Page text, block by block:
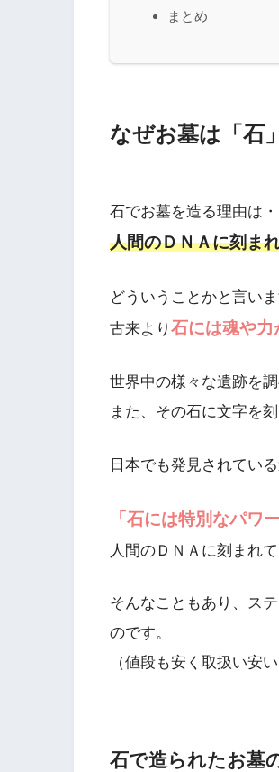
まとめ
なぜお墓は「石
石でお墓を造る理由は・
人間のＤＮＡに刻ま
どういうことかと言いま
古来より 石には魂や力
世界中の様々な遺跡を
また、その石に文字を
日本でも発見されてい
「石には特別なパワ
人間のＤＮＡに刻まれ
そんなこともあり、ス
のです。
（値段も安く取扱い安
石で造られたお墓